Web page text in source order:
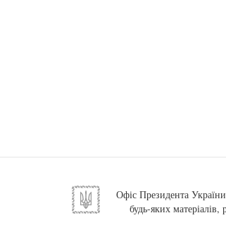
Офіс Президента
будь-яких